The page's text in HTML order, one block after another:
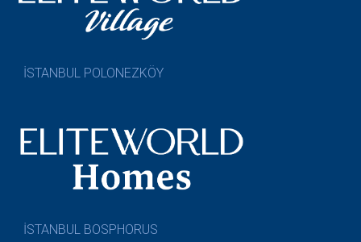
İSTANBUL POLONEZKÖY
İSTANBUL BOSPHORUS